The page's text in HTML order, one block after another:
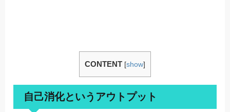
CONTENT [show]
自己消化というアウトプット